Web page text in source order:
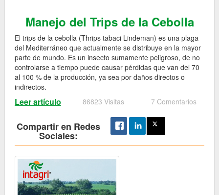
Manejo del Trips de la Cebolla
El trips de la cebolla (Thrips tabaci Lindeman) es una plaga
del Mediterráneo que actualmente se distribuye en la mayor
parte de mundo. Es un insecto sumamente peligroso, de no
controlarse a tiempo puede causar pérdidas que van del 70
al 100 % de la producción, ya sea por daños directos o
indirectos.
Leer artículo 86823 Visitas 7 Comentarios
Compartir en Redes
Sociales: